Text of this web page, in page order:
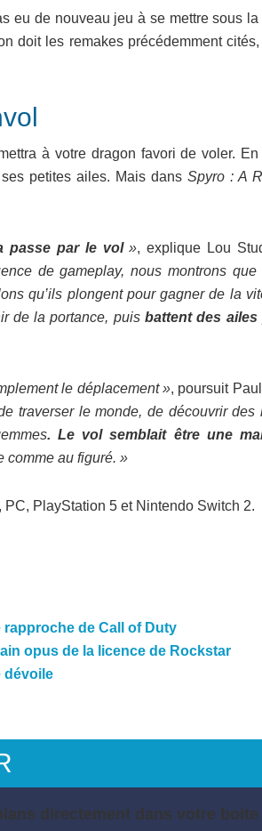
eu de nouveau jeu à se mettre sous la
doit les remakes précédemment
à votre dragon favori de voler. En
petites ailes. Mais dansSpyro : A
passe par le vol», explique Lou
de gameplay, nous montrons que
qu’ils plongent pour gagner de la
de la portance, puisbattent des ailes
le déplacement », poursuit
traverser le monde, de découvrir des
. Le vol semblait être une
comme au figuré. »
PlayStation 5 et Nintendo Switch 2.
rapproche de Call of Duty
opus de la licence de Rockstar
dévoile
directement dans votre boite